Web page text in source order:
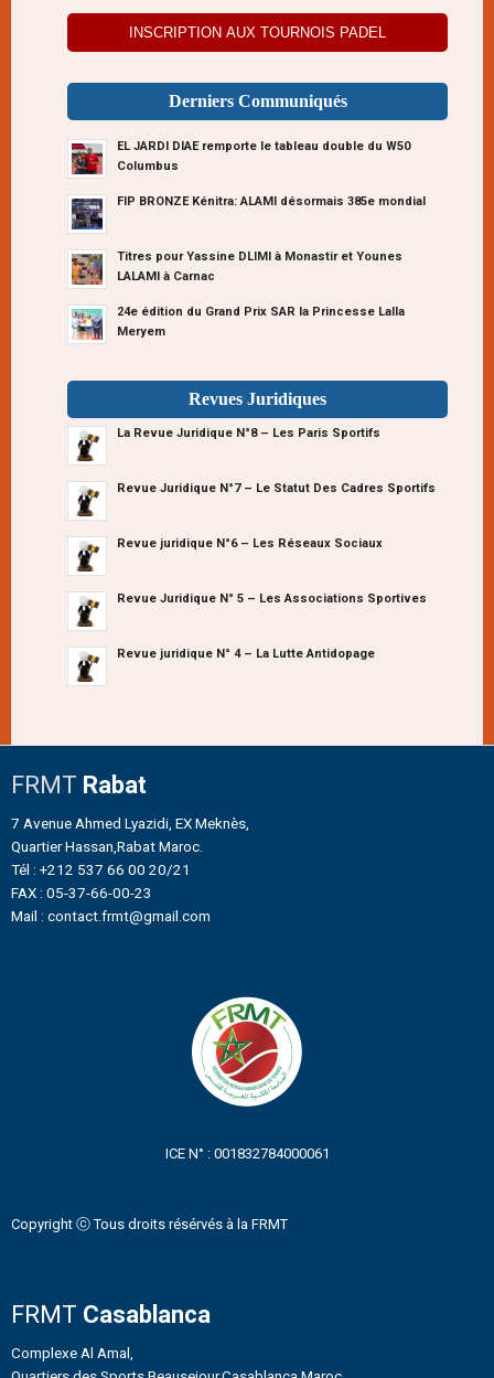
INSCRIPTION AUX TOURNOIS PADEL
Derniers Communiqués
EL JARDI DIAE remporte le tableau double du W50
Columbus
FIP BRONZE Kénitra: ALAMI désormais 385e mondial
Titres pour Yassine DLIMI à Monastir et Younes
LALAMI à Carnac
24e édition du Grand Prix SAR la Princesse Lalla
Meryem
Revues Juridiques
La Revue Juridique N°8 – Les Paris Sportifs
Revue Juridique N°7 – Le Statut Des Cadres Sportifs
Revue juridique N°6 – Les Réseaux Sociaux
Revue Juridique N° 5 – Les Associations Sportives
Revue juridique N° 4 – La Lutte Antidopage
FRMT Rabat
7 Avenue Ahmed Lyazidi, EX Meknès,
Quartier Hassan,Rabat Maroc.
Tél : +212 537 66 00 20/21
FAX : 05-37-66-00-23
Mail : contact.frmt@gmail.com
ICE N° : 001832784000061
Copyright ⓒ Tous droits résérvés à la FRMT
FRMT Casablanca
Complexe Al Amal,